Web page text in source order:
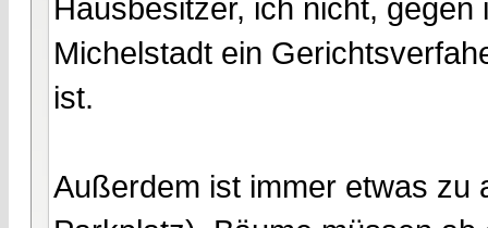
Hausbesitzer, ich nicht,
Michelstadt ein
ist.
Außerdem ist immer etwas zu